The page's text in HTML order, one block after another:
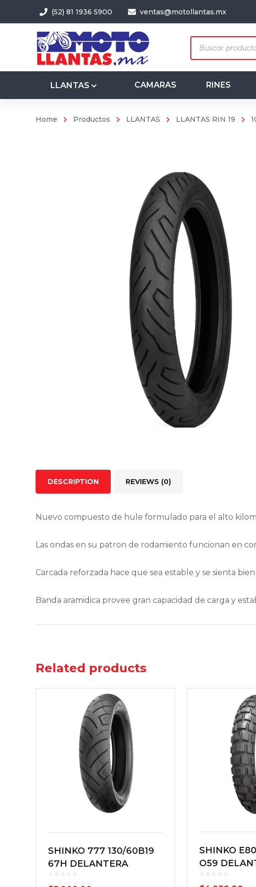
(52) 81 1936 5900 ventas@motollantas.mx
search
LLANTAS
3.50-8
CAMARAS RINES
Home Productos LLANTAS LLANTAS RIN 19
DESCRIPTION REVIEWS (0)
Nuevo compuesto de hule formulado para el alto
Las ondas en su patron de rodamiento funcionan en
Carcada reforzada hace que sea estable y se sienta
Banda aramidica provee gran capacidad de carga y
Related products
SHINKO 777 130/60B19
67H DELANTERA
SHINKO
Q59